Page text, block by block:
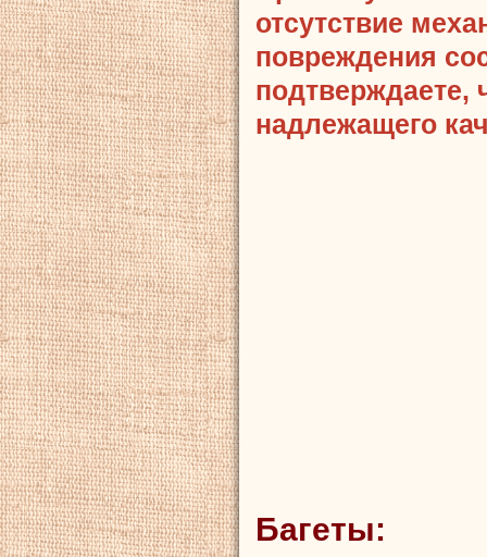
отсутствие
повреждения
подтверждаете,
надлежащего
Багеты: